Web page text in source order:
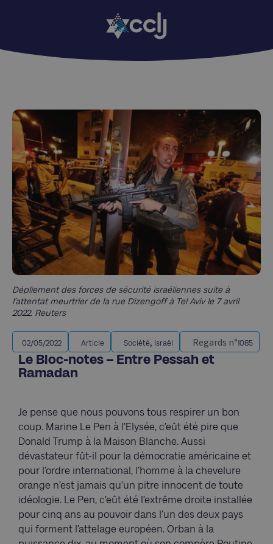
Dépliement des forces de sécurité israéliennes suite à
l’attentat meurtrier de la rue Dizengoff à Tel Aviv le 7 avril
2022. Reuters
02/05/2022 Article Société, Israël Regards n°1085
Le Bloc-notes – Entre Pessah et
Ramadan
Je pense que nous pouvons tous respirer un bon
coup. Marine Le Pen à l’Elysée, c’eût été pire que
Donald Trump à la Maison Blanche. Aussi
dévastateur fût-il pour la démocratie américaine et
pour l’ordre international, l’homme à la chevelure
orange n’est jamais qu’un pitre innocent de toute
idéologie. Le Pen, c’eût été l’extrême droite installée
pour cinq ans au pouvoir dans l’un des deux pays
qui forment l’attelage européen. Orban à la